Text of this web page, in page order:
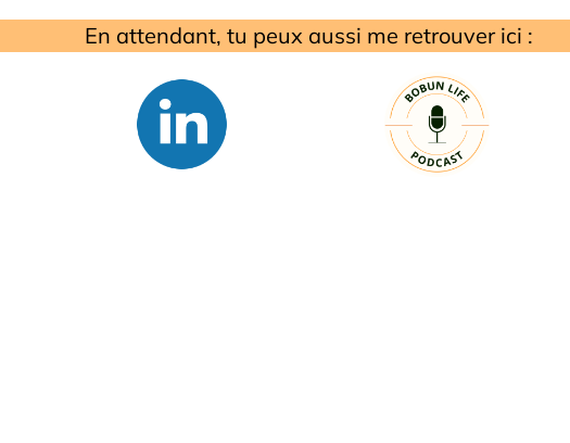
En attendant, tu peux aussi me retrouver ici :